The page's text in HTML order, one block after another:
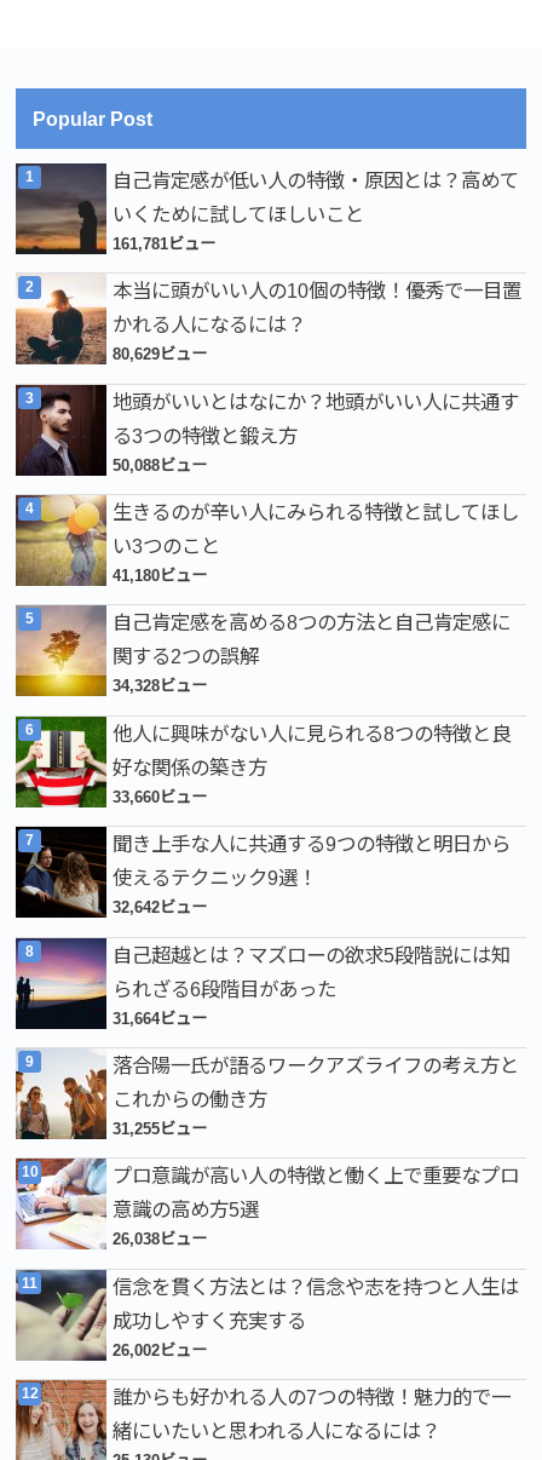
Popular Post
自己肯定感が低い人の特徴・原因とは？高めて
いくために試してほしいこと
161,781ビュー
本当に頭がいい人の10個の特徴！優秀で一目置
かれる人になるには？
80,629ビュー
地頭がいいとはなにか？地頭がいい人に共通す
る3つの特徴と鍛え方
50,088ビュー
生きるのが辛い人にみられる特徴と試してほし
い3つのこと
41,180ビュー
自己肯定感を高める8つの方法と自己肯定感に
関する2つの誤解
34,328ビュー
他人に興味がない人に見られる8つの特徴と良
好な関係の築き方
33,660ビュー
聞き上手な人に共通する9つの特徴と明日から
使えるテクニック9選！
32,642ビュー
自己超越とは？マズローの欲求5段階説には知
られざる6段階目があった
31,664ビュー
落合陽一氏が語るワークアズライフの考え方と
これからの働き方
31,255ビュー
プロ意識が高い人の特徴と働く上で重要なプロ
意識の高め方5選
26,038ビュー
信念を貫く方法とは？信念や志を持つと人生は
成功しやすく充実する
26,002ビュー
誰からも好かれる人の7つの特徴！魅力的で一
緒にいたいと思われる人になるには？